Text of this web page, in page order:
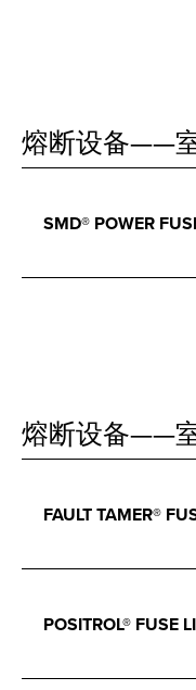
熔断设备——
SMD® POWER
熔断设备——
FAULT TAMER®
POSITROL® FUSE